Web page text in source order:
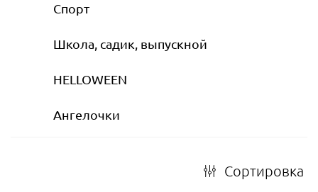
Спорт
Школа, садик, выпускной
HELLOWEEN
Ангелочки
Сортировка